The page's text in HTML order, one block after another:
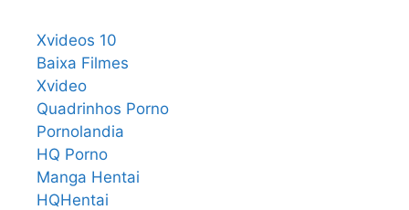
Xvideos 10
Baixa Filmes
Xvideo
Quadrinhos Porno
Pornolandia
HQ Porno
Manga Hentai
HQHentai